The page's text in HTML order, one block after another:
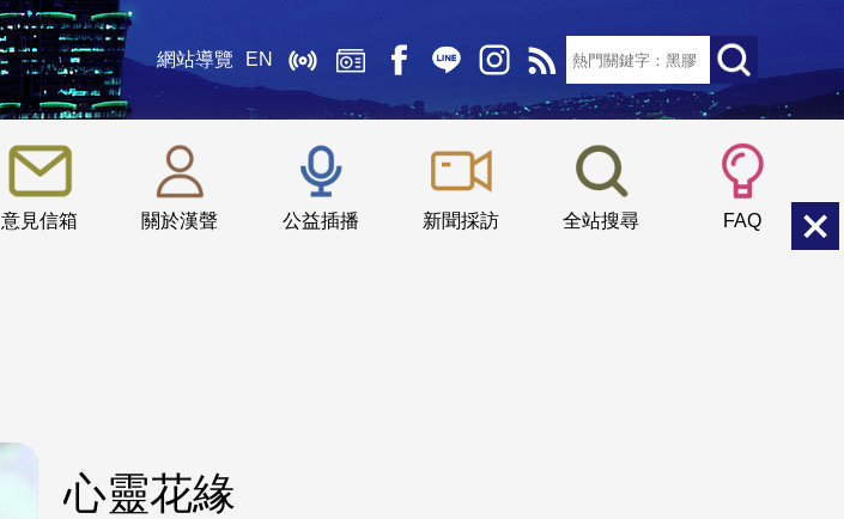
網站導覽 EN
意見信箱 關於漢聲 公益插播 新聞採訪 全站搜尋 FAQ
::: 小 中
心靈花緣